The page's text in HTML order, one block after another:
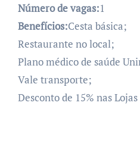
Número de vagas:1
Benefícios:Cesta básica;
Restaurante no local;
Plano médico de saúde
Vale transporte;
Desconto de 15% nas